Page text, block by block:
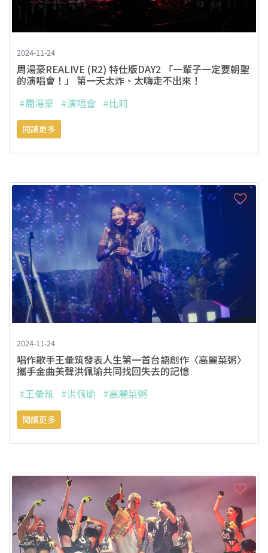
2024-11-24
周湯豪REALIVE (R2) 特仕版DAY2 「一輩子一定要朝聖
的演唱會！」 第一天太炸、太嗨走不出來！
#周湯豪 #演唱會 #比莉
閱讀更多
2024-11-24
唱作歌手王彙筑發表人生第一首台語創作〈高麗菜粥〉
攜手金曲美聲洪佩瑜共同找回失去的記憶
#王彙筑 #洪佩瑜 #高麗菜粥
閱讀更多